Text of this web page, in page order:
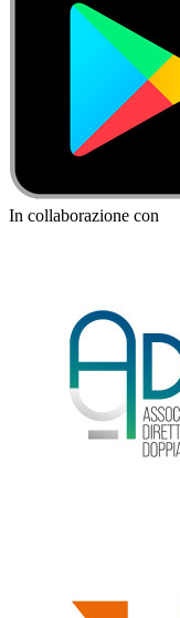
In collaborazione con